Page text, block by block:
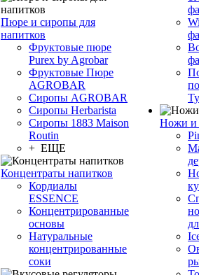
Пюре и сиропы для
напитков
Фруктовые пюре
Purex by Agrobar
Фруктовые Пюре
AGROBAR
Сиропы AGROBAR
Сиропы Herbarista
Сиропы 1883 Maison
Routin
+ ЕЩЕ
Концентраты напитков
Кордиалы
ESSENCE
Концентрированные
основы
Натуральные
концентрированные
соки
Ножи и